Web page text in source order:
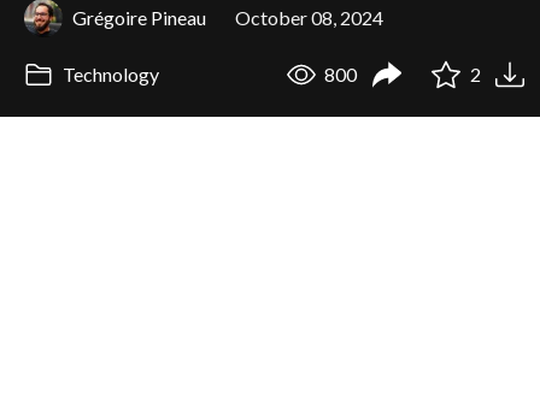
Grégoire Pineau October 08, 2024
Technology 800 2